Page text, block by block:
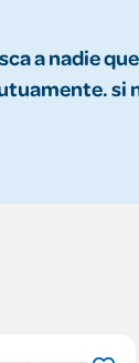
a nadie
si